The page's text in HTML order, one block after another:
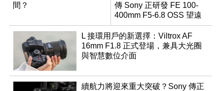
間？
傳 Sony 正研發 FE 100-
400mm F5-6.8 OSS 望遠
變焦鏡頭
L 接環用戶的新選擇：Viltrox AF
16mm F1.8 正式登場，兼具大光圈
與智慧數位介面
續航力將迎來重大突破？Sony 傳正